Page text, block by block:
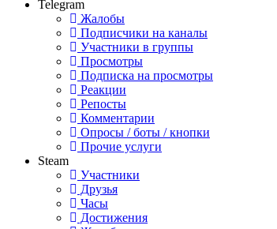
Telegram
Жалобы
Подписчики на каналы
Участники в группы
Просмотры
Подписка на просмотры
Реакции
Репосты
Комментарии
Опросы / боты / кнопки
Прочие услуги
Steam
Участники
Друзья
Часы
Достижения